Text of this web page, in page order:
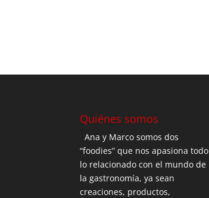
Quiénes somos
Ana y Marco somos dos
“foodies” que nos apasiona todo
lo relacionado con el mundo de
la gastronomía, ya sean
creaciones, productos,